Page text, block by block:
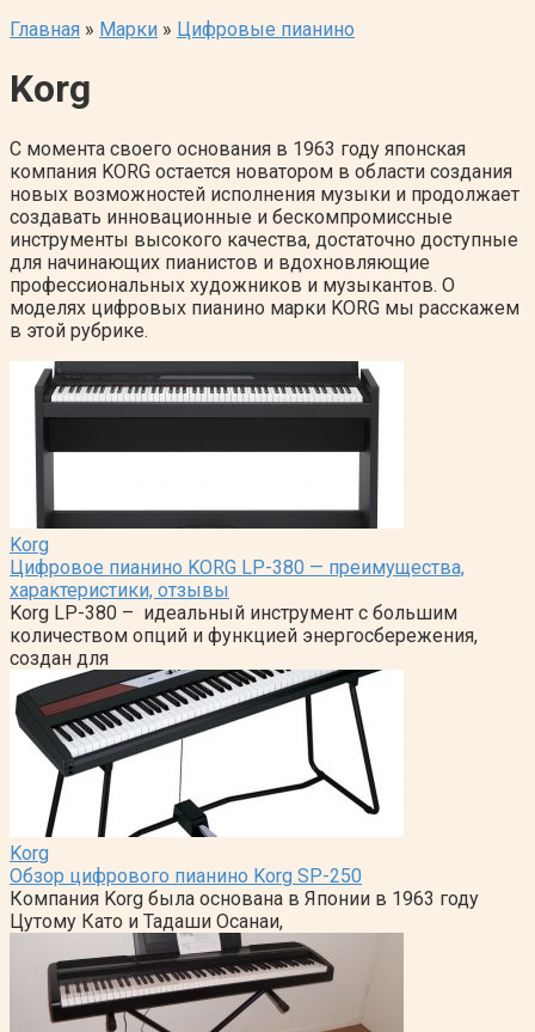
Главная » Марки » Цифровые пианино
Korg
С момента своего основания в 1963 году японская
компания KORG остается новатором в области создания
новых возможностей исполнения музыки и продолжает
создавать инновационные и бескомпромиссные
инструменты высокого качества, достаточно доступные
для начинающих пианистов и вдохновляющие
профессиональных художников и музыкантов. О
моделях цифровых пианино марки KORG мы расскажем
в этой рубрике.
Korg
Цифровое пианино KORG LP-380 — преимущества,
характеристики, отзывы
Korg LP-380 – идеальный инструмент с большим
количеством опций и функцией энергосбережения,
создан для
Korg
Обзор цифрового пианино Korg SP-250
Компания Korg была основана в Японии в 1963 году
Цутому Като и Тадаши Осанаи,